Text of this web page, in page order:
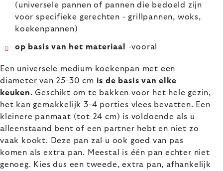
(universele pannen of pannen die bedoeld zijn
voor specifieke gerechten - grillpannen, woks,
koekenpannen)
op basis van het materiaal -vooral
Een universele medium koekenpan met een
diameter van 25-30 cm is de basis van elke
keuken. Geschikt om te bakken voor het hele gezin,
het kan gemakkelijk 3-4 porties vlees bevatten. Een
kleinere panmaat (tot 24 cm) is voldoende als u
alleenstaand bent of een partner hebt en niet zo
vaak kookt. Deze pan zal u ook goed van pas
komen als extra pan. Meestal is één pan echter niet
genoeg. Kies dus een tweede, extra pan, afhankelijk